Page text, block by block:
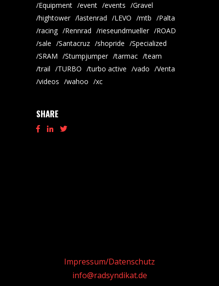
Equipment
event events
Gravel
hightower
lastenrad LEVO mtb
Palta
racing
Rennrad rieseundmueller
ROAD
sale
Santacruz shopride
Specialized
SRAM
Stumpjumper tarmac
team
trail
TURBO turbo active vado
Venta
videos
wahoo xc
SHARE
Impressum/Datenschutz
info@radsyndikat.de